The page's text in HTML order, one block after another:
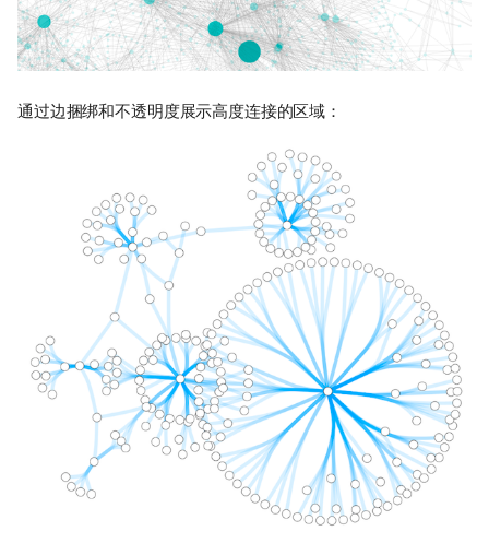
通过边捆绑和不透明度展示高度连接的区域：